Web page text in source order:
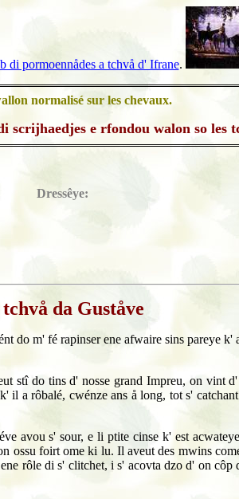
di pormoennådes a tchvå d' Ifrane.
normalisé sur les chevaux.
scrijhaedjes e rfondou walon so les
Dressêye:
da Guståve
do m' fé rapinser ene afwaire sins pareye
stî do tins d' nosse grand Impreu, on vint
a rôbalé, cwénze ans å long, tot s'
s' sour, e li ptite cinse k' est
foirt ome ki lu. Il aveut des mwins
rôle di s' clitchet, i s' acovta dzo d' on